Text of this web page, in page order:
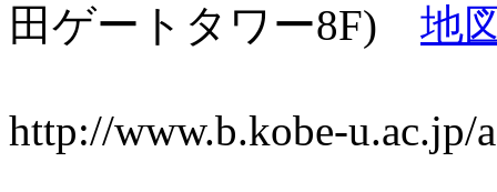
田ゲートタワー8F) 地
http://www.b.kobe-u.ac.jp/